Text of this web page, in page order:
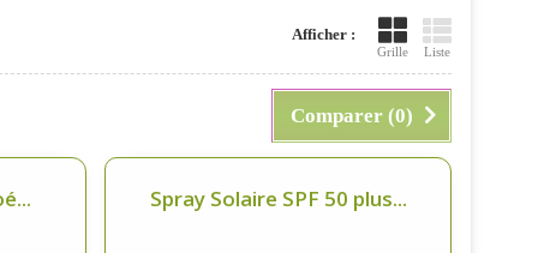
Afficher :
Grille Liste
Comparer (0)
Spray Solaire SPF 50 plus...